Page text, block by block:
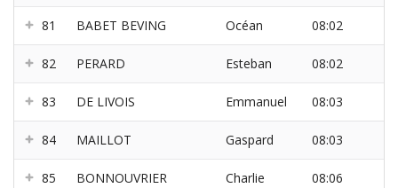
81 BABET BEVING Océan 08:02
82 PERARD Esteban 08:02
83 DE LIVOIS Emmanuel 08:03
84 MAILLOT Gaspard 08:03
85 BONNOUVRIER Charlie 08:06